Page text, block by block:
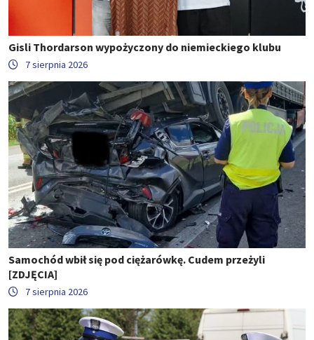
Gisli Thordarson wypożyczony do niemieckiego klubu
7 sierpnia 2026
Samochód wbił się pod ciężarówkę. Cudem przeżyli
[ZDJĘCIA]
7 sierpnia 2026